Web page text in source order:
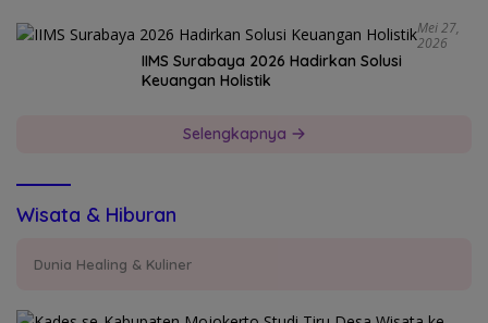
Mei 27,
2026
IIMS Surabaya 2026 Hadirkan Solusi
Keuangan Holistik
Selengkapnya
Wisata & Hiburan
Dunia Healing & Kuliner